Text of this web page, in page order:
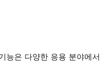
능은 다양한 응용 분야에서